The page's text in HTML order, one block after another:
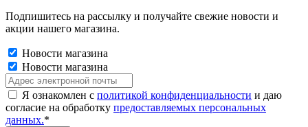
Подпишитесь на рассылку и получайте свежие новости и
акции нашего магазина.
Новости магазина
Новости магазина
Я ознакомлен с политикой конфиденциальности и даю
согласие на обработку предоставляемых персональных
данных.*